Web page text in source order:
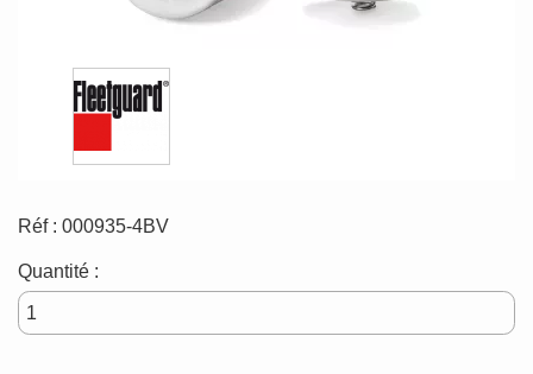
Réf : 000935-4BV
Quantité :